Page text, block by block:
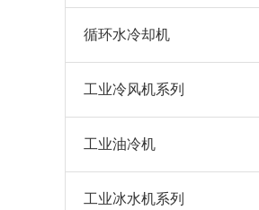
循环水冷却机
工业冷风机系列
工业油冷机
工业冰水机系列